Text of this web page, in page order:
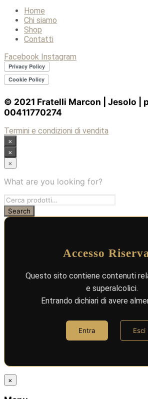
Home
Chi siamo
Shop
Contatti
Facebook Instagram
© 2021 Fratelli Marcon | Jesolo |
00411770274
Termini e condizioni di vendita
×
×
×
What are you looking for?
Accesso
Questo sito contiene contenuti
e superalcolici.
Entrando dichiari di avere
Entra Esci
×